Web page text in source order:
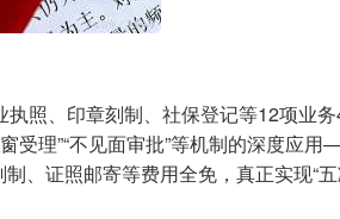
照、印章刻制、社保登记等12项业
受理”“不见面审批”等机制的深度应
、证照邮寄等费用全免，真正实现“